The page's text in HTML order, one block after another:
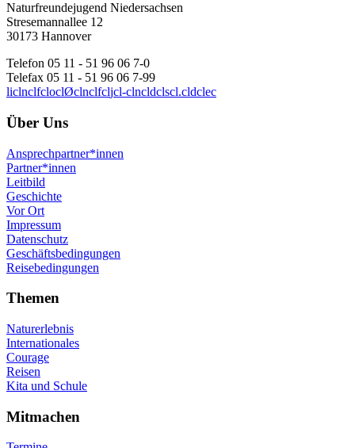
Naturfreundejugend Niedersachsen
Stresemannallee 12
30173 Hannover
Telefon 05 11 - 51 96 06 7-0
Telefax 05 11 - 51 96 06 7-99
liclnclfcloclØclnclfcljcl-clncldclscl.cldclec
Über Uns
Ansprechpartner*innen
Partner*innen
Leitbild
Geschichte
Vor Ort
Impressum
Datenschutz
Geschäftsbedingungen
Reisebedingungen
Themen
Naturerlebnis
Internationales
Courage
Reisen
Kita und Schule
Mitmachen